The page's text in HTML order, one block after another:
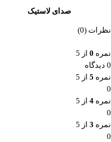
صدای لاستیک
نظرات (0)
نمره 0 از 5
0 دیدگاه
نمره 5 از 5
0
نمره 4 از 5
0
نمره 3 از 5
0